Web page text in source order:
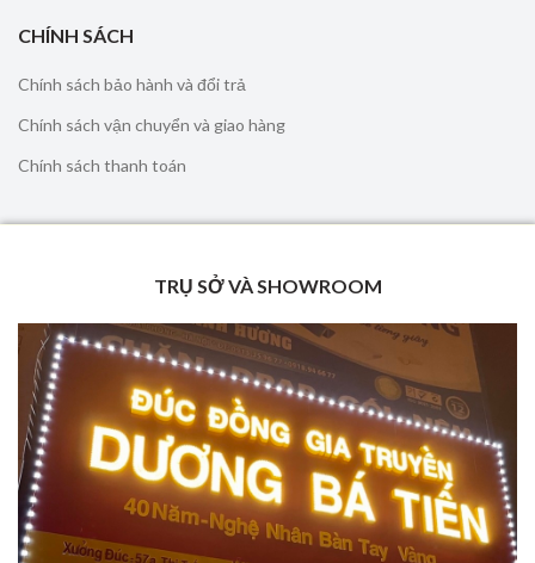
CHÍNH SÁCH
Chính sách bảo hành và đổi trả
Chính sách vận chuyển và giao hàng
Chính sách thanh toán
TRỤ SỞ VÀ SHOWROOM